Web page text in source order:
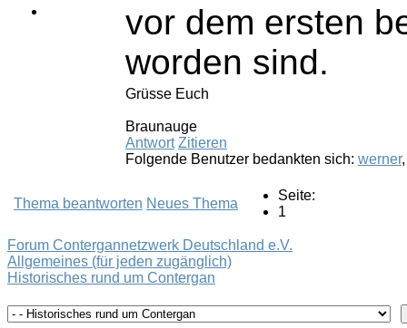
vor dem ersten
worden sind.
Grüsse Euch
Braunauge
Antwort Zitieren
Folgende Benutzer bedankten sich: werner
Thema beantworten Neues Thema
Seite:
1
Forum Contergannetzwerk Deutschland e.V.
Allgemeines (für jeden zugänglich)
Historisches rund um Contergan